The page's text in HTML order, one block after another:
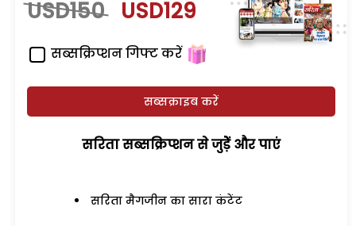
USD150 USD129
सब्सक्रिप्शन गिफ्ट करें
सब्सक्राइब करें
सरिता सब्सक्रिप्शन से जुड़ेें और पाएं
सरिता मैगजीन का सारा कंटेंट